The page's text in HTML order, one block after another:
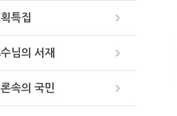
특집
님의 서재
속의 국민